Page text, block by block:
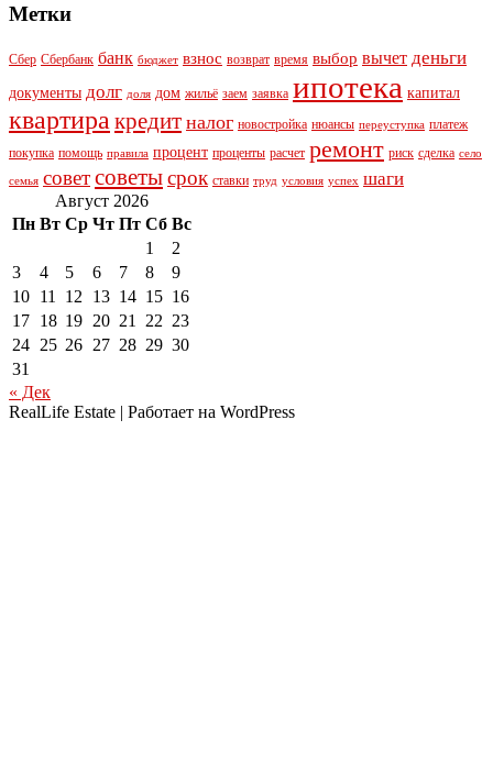
Метки
Сбер Сбербанк банк бюджет взнос возврат время выбор вычет деньги
документы долг доля дом жильё заем заявка ипотека капитал
квартира кредит налог новостройка нюансы переуступка платеж
покупка помощь правила процент проценты расчет ремонт риск сделка село
семья советсоветысрок ставки труд условия успех шаги
Август 2026
Пн Вт Ср Чт Пт Сб Вс
1
2
3
4 5 6 7 8
9
10 11 12 13 14 15 16
17 18 19 20 21 22 23
24 25 26 27 28 29 30
31
« Дек
RealLife Estate | Работает на WordPress